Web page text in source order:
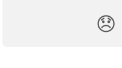
😞